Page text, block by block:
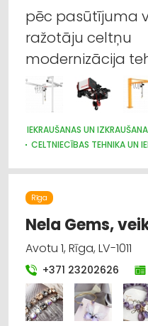
pēc pasūtījuma
ražotāju celtņu
modernizācija
IEKRAUŠANAS UN
CELTNIECĪBAS TEHNIKA UN
Rīga
Nela Gems,
Avotu 1, Rīga, LV-1011
+371 23202626